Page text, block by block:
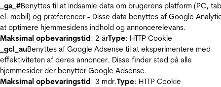
_ga_#Benyttes til at indsamle data om brugerens platform (PC,
el. mobil) og præferencer - Disse data benyttes af Google
at optimere hjemmesidens indhold og annoncerelevans.
Maksimal opbevaringstid: 2 årType: HTTP Cookie
_gcl_auBenyttes af Google Adsense til at eksperimentere med
effektiviteten af deres annoncer. Disse finder sted på alle
hjemmesider der benytter Google Adsense.
Maksimal opbevaringstid: 3 mdr.Type: HTTP Cookie